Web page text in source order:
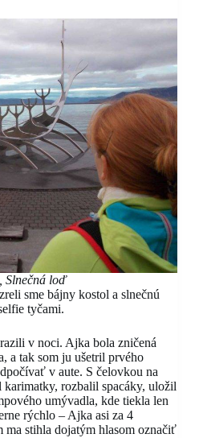
Slnečná loď
sme bájny kostol a slnečnú
tyčami.
v noci. Ajka bola zničená
a tak som ju ušetril prvého
v aute. S čelovkou na
rozbalil spacáky, uložil
umývadla, kde tiekla len
rýchlo – Ajka asi za 4
ma stihla dojatým hlasom označiť